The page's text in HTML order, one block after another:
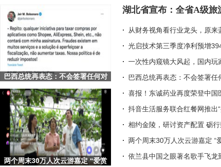
国联水产召开业绩说明会 20年推动国内国际双核发展
完美世界伊迪：以二次元游戏为桥，让传统文化走向
巴西总统再表态：不会签署任何对
两个周末30万人次云游嘉定 “爱赏
湖北省宣布：全省A级
从财务视角看行业龙头，原
光启技术第三季度净利预增
一次性内窥镜大风起，国内玩
巴西总统再表态：不会签署
喜报！东诚药业再度荣登中国
抖音生活服务联合红餐网推出
相约金陵，研讨资产配置 砺
两个周末30万人次云游嘉定 “
依兰县中国之眼著名歌手飞龙